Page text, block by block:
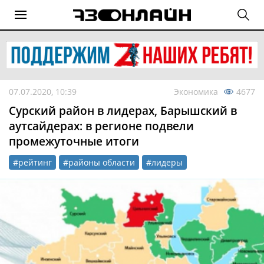
07.07.2020, 10:39 Экономика 4677
Сурский район в лидерах, Барышский в
аутсайдерах: в регионе подвели
промежуточные итоги
#рейтинг #районы области #лидеры